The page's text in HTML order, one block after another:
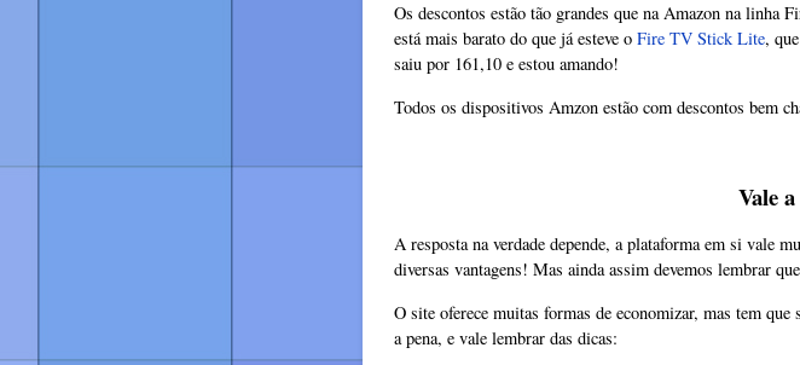
Os descontos estão tão grandes que na Amazon na linha
está mais barato do que já esteve o Fire TV Stick Lite,
saiu por 161,10 e estou amando!
Todos os dispositivos Amzon estão com descontos bem
Vale
A resposta na verdade depende, a plataforma em si vale
diversas vantagens! Mas ainda assim devemos lembrar
O site oferece muitas formas de economizar, mas tem
a pena, e vale lembrar das dicas: